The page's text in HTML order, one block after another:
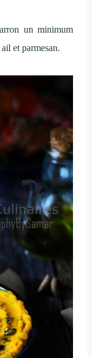
un minimum
et parmesan.